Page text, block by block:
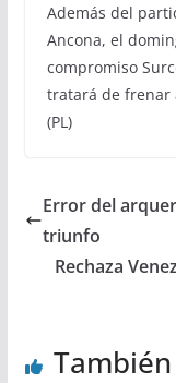
Además del
Ancona, el
compromiso
tratará de frenar
(PL)
Error del
triunfo
Rechaza